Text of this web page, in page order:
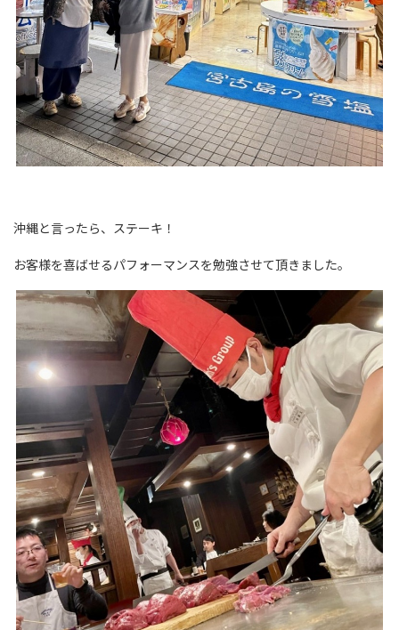
沖縄と言ったら、ステーキ！
お客様を喜ばせるパフォーマンスを勉強させて頂きました。